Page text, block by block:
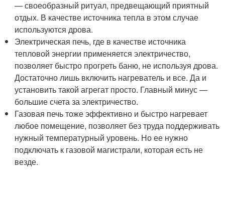
— своеобразный ритуал, предвещающий приятный
отдых. В качестве источника тепла в этом случае
используются дрова.
Электрическая печь, где в качестве источника
тепловой энергии применяется электричество,
позволяет быстро прогреть баню, не используя дрова.
Достаточно лишь включить нагреватель и все. Да и
установить такой агрегат просто. Главный минус —
большие счета за электричество.
Газовая печь тоже эффективно и быстро нагревает
любое помещение, позволяет без труда поддерживать
нужный температурный уровень. Но ее нужно
подключать к газовой магистрали, которая есть не
везде.